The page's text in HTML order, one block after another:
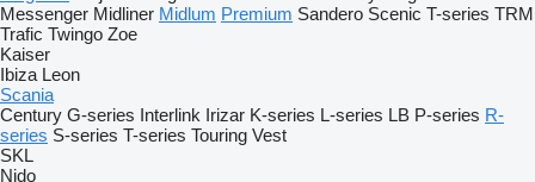
Messenger Midliner Midlum Premium Sandero Scenic T-series TRM
Trafic Twingo Zoe
Kaiser
Ibiza Leon
Scania
Century G-series Interlink Irizar K-series L-series LB P-series R-
series S-series T-series Touring Vest
SKL
Nido